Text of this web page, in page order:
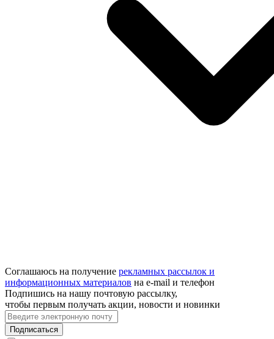
Соглашаюсь на получение рекламных рассылок и
информационных материалов на e‑mail и телефон
Подпишись на нашу почтовую рассылку,
чтобы первым получать акции, новости и новинки
Подписаться